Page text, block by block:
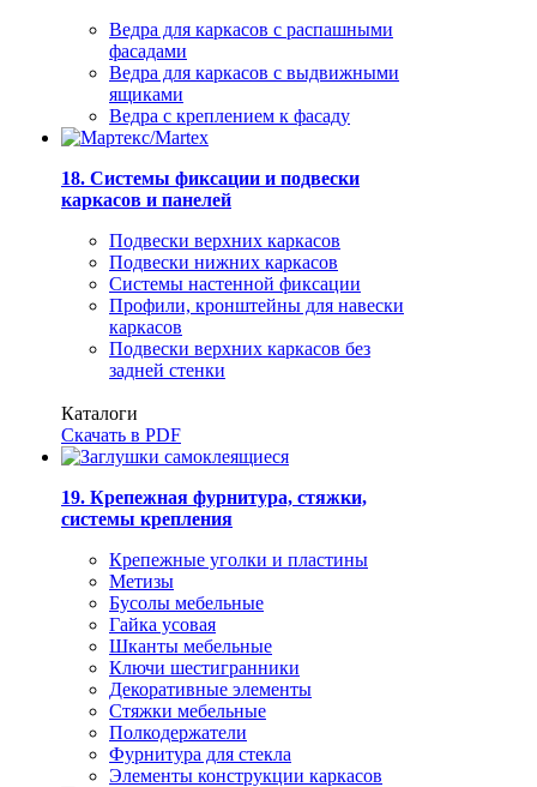
Ведра для каркасов с распашными
фасадами
Ведра для каркасов с выдвижными
ящиками
Ведра с креплением к фасаду
18. Системы фиксации и подвески
каркасов и панелей
Подвески верхних каркасов
Подвески нижних каркасов
Системы настенной фиксации
Профили, кронштейны для навески
каркасов
Подвески верхних каркасов без
задней стенки
Каталоги
Скачать в PDF
19. Крепежная фурнитура, стяжки,
системы крепления
Крепежные уголки и пластины
Метизы
Бусолы мебельные
Гайка усовая
Шканты мебельные
Ключи шестигранники
Декоративные элементы
Стяжки мебельные
Полкодержатели
Фурнитура для стекла
Элементы конструкции каркасов